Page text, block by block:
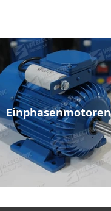
Einphasenmotoren